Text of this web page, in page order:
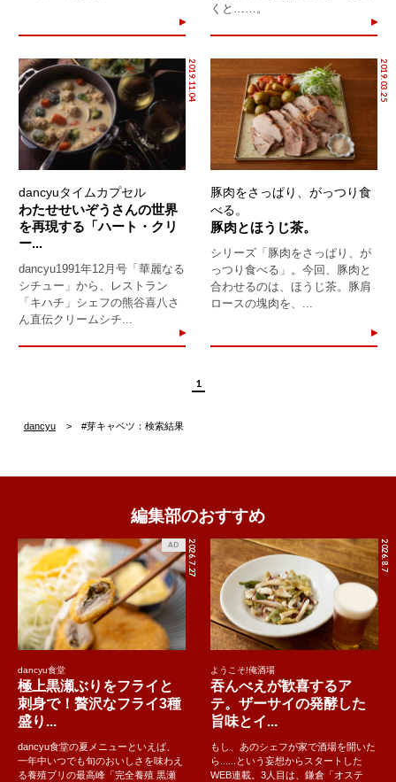
くと……。
2019.11.04
dancyuタイムカプセル
わたせせいぞうさんの世界
を再現する「ハート・クリ
ー...
dancyu1991年12月号「華麗なる
シチュー」から、レストラン
「キハチ」シェフの熊谷喜八さ
ん直伝クリームシチ...
2019.03.25
豚肉をさっぱり、がっつり食
べる。
豚肉とほうじ茶。
シリーズ「豚肉をさっぱり、が
っつり食べる」。今回、豚肉と
合わせるのは、ほうじ茶。豚肩
ロースの塊肉を、...
1
dancyu #芽キャベツ：検索結果
編集部のおすすめ
2026.7.27
AD
dancyu食堂
極上黒瀬ぶりをフライと
刺身で！贅沢なフライ3種
盛り...
dancyu食堂の夏メニューといえば、
一年中いつでも旬のおいしさを味わえ
る養殖ブリの最高峰「完全養殖 黒瀬
2026.8.7
ようこそ!俺酒場
吞んべえが歓喜するア
テ。ザーサイの発酵した
旨味とイ...
もし、あのシェフが家で酒場を開いた
ら......という妄想からスタートした
WEB連載。3人目は、鎌倉「オステ